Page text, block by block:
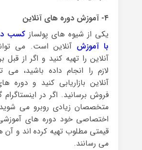
۴- آموزش دوره های آنلاین
یکی از شیوه های پولسازکسب
با آموزش آنلاین است. می
آنلاین را تهیه کنید و اگر از
لازم را انجام داده باشید، می
آنلاین بازاریابی کنید و دوره
فروش برسانید. اگر در
متخصصان زیادی روبرو می شوید
اختصاصی خود دوره های
قیمتی مطلوب تهیه کرده اند و آن
می رسانند.